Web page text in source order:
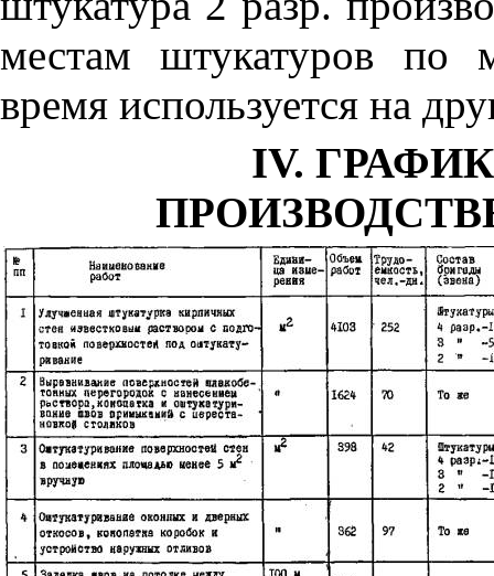
местам штукатуров по
время используется на
IV.